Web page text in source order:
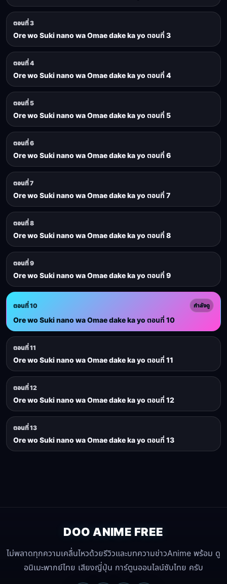
ตอนที่ 3
Ore wo Suki nano wa Omae dake ka yo ตอนที่ 3
ตอนที่ 4
Ore wo Suki nano wa Omae dake ka yo ตอนที่ 4
ตอนที่ 5
Ore wo Suki nano wa Omae dake ka yo ตอนที่ 5
ตอนที่ 6
Ore wo Suki nano wa Omae dake ka yo ตอนที่ 6
ตอนที่ 7
Ore wo Suki nano wa Omae dake ka yo ตอนที่ 7
ตอนที่ 8
Ore wo Suki nano wa Omae dake ka yo ตอนที่ 8
ตอนที่ 9
Ore wo Suki nano wa Omae dake ka yo ตอนที่ 9
ตอนที่ 10 กำลังดู
Ore wo Suki nano wa Omae dake ka yo ตอนที่ 10
ตอนที่ 11
Ore wo Suki nano wa Omae dake ka yo ตอนที่ 11
ตอนที่ 12
Ore wo Suki nano wa Omae dake ka yo ตอนที่ 12
ตอนที่ 13
Ore wo Suki nano wa Omae dake ka yo ตอนที่ 13
DOO ANIME FREE
ไม่พลาดทุกความเคลื่นไหวด้วยรีวิวและบทความข่าวAnime พร้อม ดู
อนิเมะพากย์ไทย เสียงญี่ปุ่น การ์ตูนออนไลน์ซับไทย ครับ